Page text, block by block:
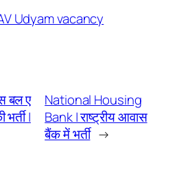
Udyam vacancy
बल ए
|
National Housing
Bank | राष्ट्रीय आवास
बैंक में भर्ती →